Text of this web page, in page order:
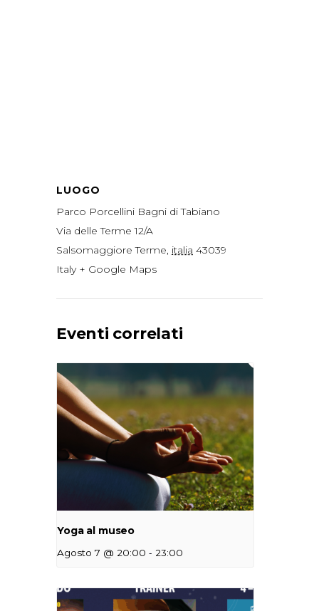
LUOGO
Parco Porcellini Bagni di Tabiano
Via delle Terme 12/A
Salsomaggiore Terme, italia 43039
Italy + Google Maps
Eventi correlati
Yoga al museo
Agosto 7 @ 20:00 - 23:00